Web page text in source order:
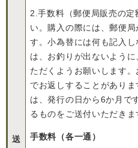
送
2.手数料（郵便局販売の定
い。購入の際には、郵便
す。小為替には何も記入
は、お釣りが出ないよう
ただくようお願いします
でお返しすることがあり
は、発行の日から6か月で
るものをご送付いただきま
手数料（各一通）